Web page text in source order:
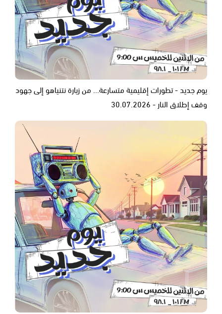
يوم جديد - تطورات إقليمية متسارعة... من زيارة نتنياهو إلى جهود
وقف إطلاق النار - 30.07.2026